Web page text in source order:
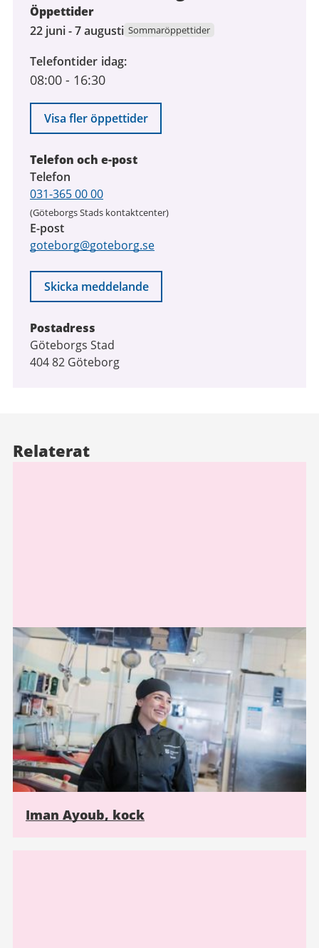
Öppettider
22
2026
till
augusti
2026
22 juni - 7 augusti Sommaröppettider
Telefontider idag
08:00 - 16:30
Visa fler öppettider
Telefon och e-post
Telefon
031-365 00 00
(Göteborgs Stads kontaktcenter)
E-post
goteborg@goteborg.se
Skicka meddelande
Postadress
Göteborgs Stad
404 82 Göteborg
Relaterat
Iman Ayoub, kock